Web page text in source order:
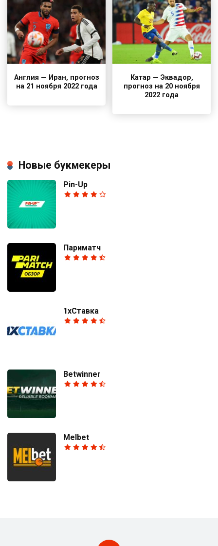
Англия — Иран, прогноз
на 21 ноября 2022 года
Катар — Эквадор,
прогноз на 20 ноября
2022 года
Новые букмекеры
Pin-Up
Париматч
1хСтавка
Betwinner
Melbet